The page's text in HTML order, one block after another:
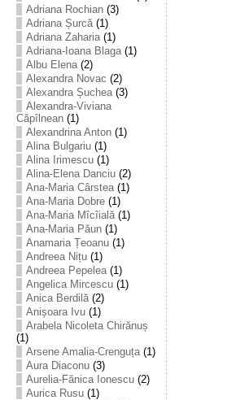
Adriana Rochian(3)
Adriana Șurcă(1)
Adriana Zaharia(1)
Adriana-Ioana Blaga(1)
Albu Elena(2)
Alexandra Novac (2)
Alexandra Șuchea(3)
Alexandra-Viviana
Căpîlnean(1)
Alexandrina Anton(1)
Alina Bulgariu(1)
Alina Irimescu(1)
Alina-Elena Danciu(2)
Ana-Maria Cârstea(1)
Ana-Maria Dobre(1)
Ana-Maria Mîcîială(1)
Ana-Maria Păun(1)
Anamaria Țeoanu(1)
Andreea Nițu(1)
Andreea Pepelea(1)
Angelica Mircescu(1)
Anica Berdilă(2)
Anișoara Ivu(1)
Arabela Nicoleta Chirănuș
(1)
Arsene Amalia-Crenguța(1)
Aura Diaconu(3)
Aurelia-Fănica Ionescu(2)
Aurica Rusu(1)